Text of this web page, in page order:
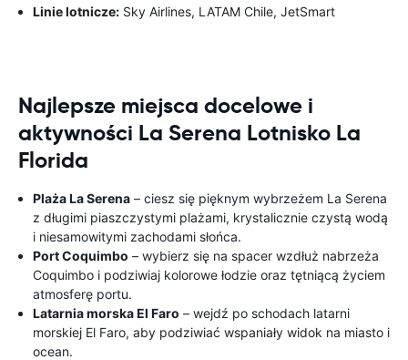
Linie lotnicze: Sky Airlines, LATAM Chile, JetSmart
Najlepsze miejsca docelowe i
aktywności La Serena Lotnisko La
Florida
Plaża La Serena – ciesz się pięknym wybrzeżem La Serena
z długimi piaszczystymi plażami, krystalicznie czystą wodą
i niesamowitymi zachodami słońca.
Port Coquimbo – wybierz się na spacer wzdłuż nabrzeża
Coquimbo i podziwiaj kolorowe łodzie oraz tętniącą życiem
atmosferę portu.
Latarnia morska El Faro – wejdź po schodach latarni
morskiej El Faro, aby podziwiać wspaniały widok na miasto i
ocean.